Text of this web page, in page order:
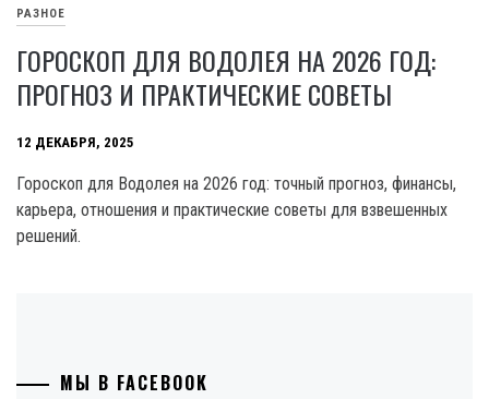
РАЗНОЕ
ГОРОСКОП ДЛЯ ВОДОЛЕЯ НА 2026 ГОД:
ПРОГНОЗ И ПРАКТИЧЕСКИЕ СОВЕТЫ
12 ДЕКАБРЯ, 2025
Гороскоп для Водолея на 2026 год: точный прогноз, финансы,
карьера, отношения и практические советы для взвешенных
решений.
МЫ В FACEBOOK